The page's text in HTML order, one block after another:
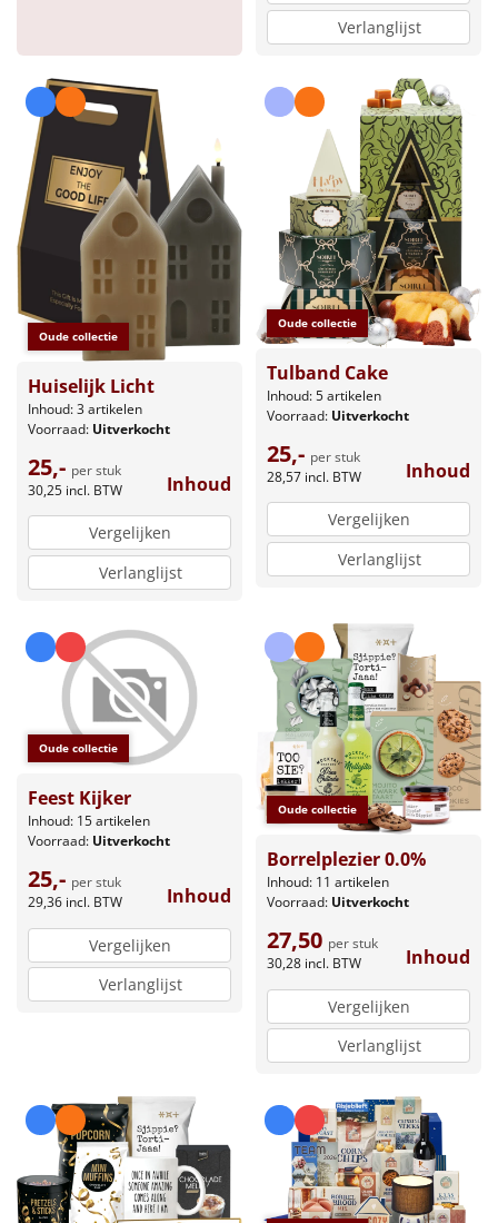
Verlanglijst
Oude collectie
Huiselijk Licht
Inhoud: 3 artikelen
Voorraad: Uitverkocht
25,- per stuk
30,25 incl. BTW Inhoud
Vergelijken
Verlanglijst
Oude collectie
Tulband Cake
Inhoud: 5 artikelen
Voorraad: Uitverkocht
25,- per stuk
28,57 incl. BTW Inhoud
Vergelijken
Verlanglijst
Oude collectie
Feest Kijker
Inhoud: 15 artikelen
Voorraad: Uitverkocht
25,- per stuk
29,36 incl. BTW Inhoud
Vergelijken
Verlanglijst
Oude collectie
Borrelplezier 0.0%
Inhoud: 11 artikelen
Voorraad: Uitverkocht
27,50 per stuk
30,28 incl. BTW Inhoud
Vergelijken
Verlanglijst